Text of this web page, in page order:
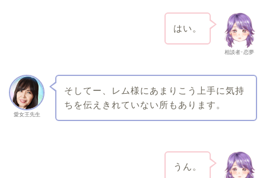
相談者･恋夢
はい。
愛女王先生
そしてー、レム様にあまりこう上手に気持
ちを伝えきれていない所もあります。
うん。